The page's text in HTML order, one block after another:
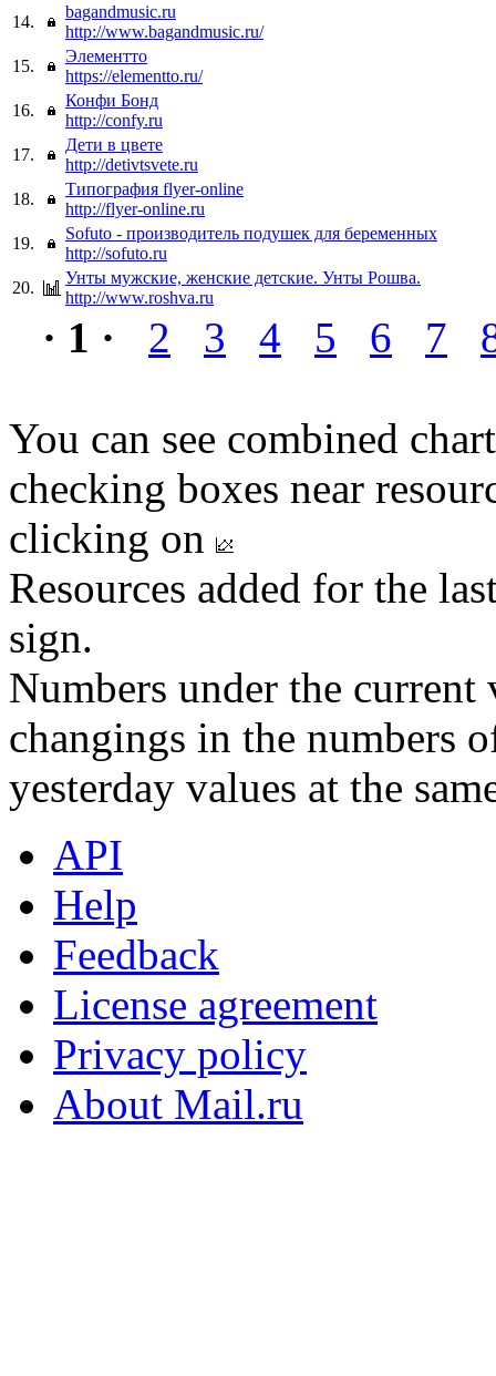
14.
bagandmusic.ru
http://www.bagandmusic.ru/
15.
Элементто
https://elementto.ru/
16.
Конфи Бонд
http://confy.ru
17.
Дети в цвете
http://detivtsvete.ru
18.
Типография flyer-online
http://flyer-online.ru
19.
Sofuto - производитель подушек для беременных
http://sofuto.ru
20.
Унты мужские, женские детские. Унты Рошва.
http://www.roshva.ru
· 1 · 2 3 4 5 6 7
You can see combined
checking boxes near
clicking on
Resources added for the
sign.
Numbers under the
changings in the numbers
yesterday values at the
API
Help
Feedback
License agreement
Privacy policy
About Mail.ru